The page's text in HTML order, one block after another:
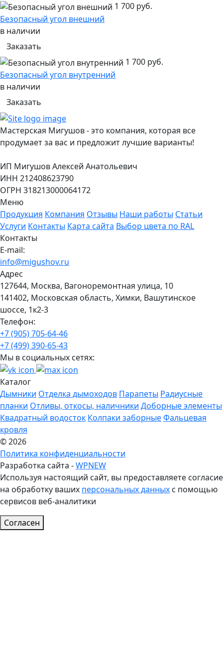
1 700 руб.
Безопасный угол внешний
в наличии
Заказать
1 700 руб.
Безопасный угол внутренний
в наличии
Заказать
Мастерская Мигушов - это компания, которая все
продумает за вас и предложит лучшие варианты!
ИП Мигушов Алексей Анатольевич
ИНН 212408623790
ОГРН 318213000064172
Меню
Продукция Компания Отзывы Наши работы Статьи
Услуги Контакты Карта сайта Выбор цвета по RAL
Контакты
E-mail:
info@migushov.ru
Адрес
127644, Москва, Вагоноремонтная улица, 10
141402, Московская область, Химки, Вашутинское
шоссе, 1к2-3
Телефон:
+7 (905) 705-64-46
+7 (499) 390-65-43
Мы в социальных сетях:
Каталог
Дымники Отделка дымоходов Парапеты Радиусные
планки Отливы, откосы, наличники Доборные элементы
Квадратный водосток Колпаки заборныеФальцевая
кровля
© 2026
Политика конфиденциальности
Разработка сайта -WPNEW
Используя настоящий сайт, вы предоставляете согласие
на обработку ваших персональных данных с помощью
сервисов веб-аналитики
Согласен